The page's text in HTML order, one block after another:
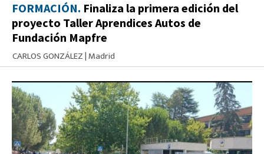
FORMACIÓN. Finaliza la primera edición del
proyecto Taller Aprendices Autos de
Fundación Mapfre
CARLOS GONZÁLEZ|Madrid